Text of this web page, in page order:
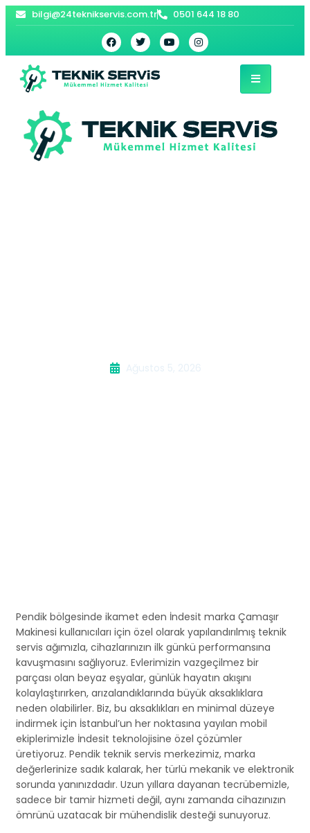
bilgi@24teknikservis.com.tr 0501 644 18 80
Ağustos 5, 2026
Pendik bölgesinde ikamet eden İndesit marka Çamaşır
Makinesi kullanıcıları için özel olarak yapılandırılmış teknik
servis ağımızla, cihazlarınızın ilk günkü performansına
kavuşmasını sağlıyoruz. Evlerimizin vazgeçilmez bir
parçası olan beyaz eşyalar, günlük hayatın akışını
kolaylaştırırken, arızalandıklarında büyük aksaklıklara
neden olabilirler. Biz, bu aksaklıkları en minimal düzeye
indirmek için İstanbul’un her noktasına yayılan mobil
ekiplerimizle İndesit teknolojisine özel çözümler
üretiyoruz. Pendik teknik servis merkezimiz, marka
değerlerinize sadık kalarak, her türlü mekanik ve elektronik
sorunda yanınızdadır. Uzun yıllara dayanan tecrübemizle,
sadece bir tamir hizmeti değil, aynı zamanda cihazınızın
ömrünü uzatacak bir mühendislik desteği sunuyoruz.